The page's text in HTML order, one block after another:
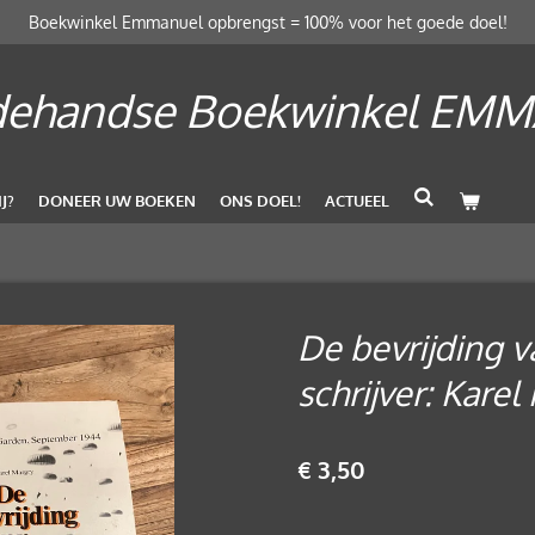
Boekwinkel Emmanuel opbrengst = 100% voor het goede doel!
Boekwinkel
DONEER UW BOEKEN ONS DOEL! ACTUEEL
De bevrijding
schrijver: Karel
€ 3,50